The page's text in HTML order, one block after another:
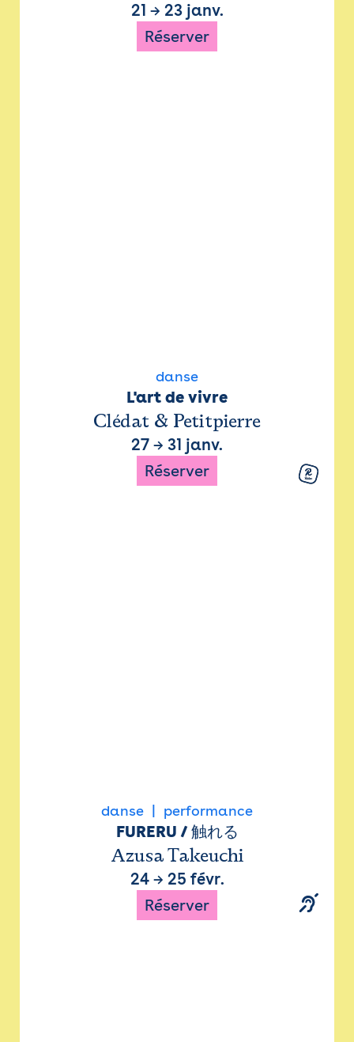
21 → 23 janv.
Réserver
danse
L'art de vivre
Clédat & Petitpierre
27 → 31 janv.
Réserver
danse performance
FURERU / 触れる
Azusa Takeuchi
24→ 25 févr.
Réserver